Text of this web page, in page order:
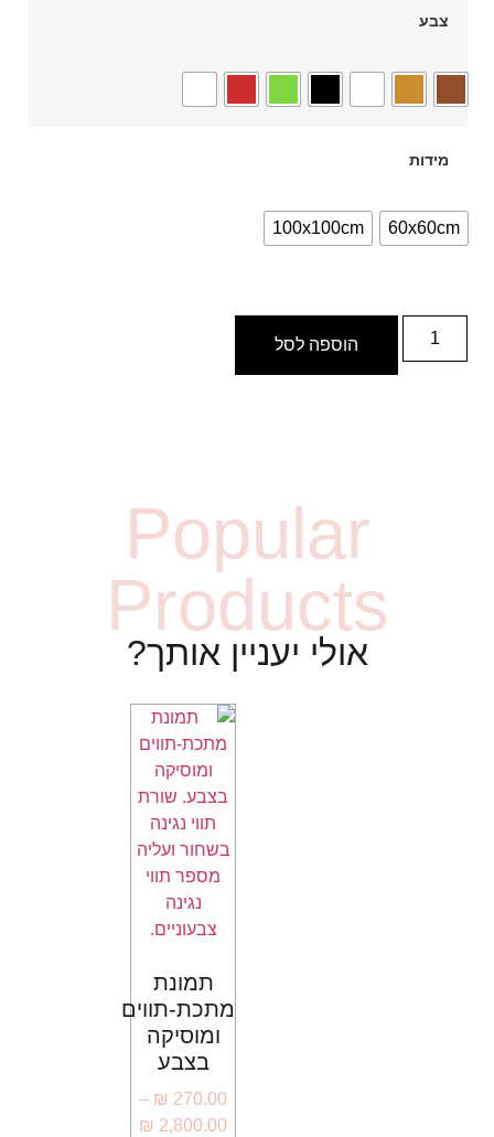
צבע
מידות
60x60cm
100x100cm
הוספה לסל
Popular
Products
אולי יעניין אותך?
תמונת
מתכת-תווים
ומוסיקה
בצבע
₪ 270.00
–
₪ 2,800.00